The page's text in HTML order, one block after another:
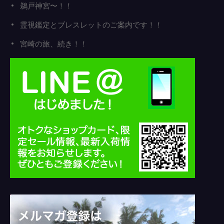
鵜戸神宮〜！！
霊視鑑定とブレスレットのご案内です！！
宮崎の旅、続き！！